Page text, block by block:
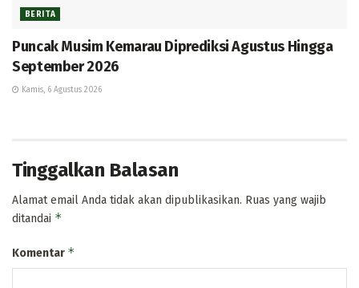
BERITA
Puncak Musim Kemarau Diprediksi Agustus Hingga
September 2026
Kamis, 6 Agustus 2026
Tinggalkan Balasan
Alamat email Anda tidak akan dipublikasikan. Ruas yang wajib
ditandai *
Komentar *